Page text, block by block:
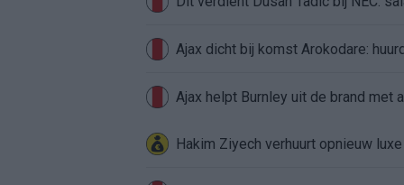
Ajax dicht bij komst Arokodare:
Ajax helpt Burnley uit de brand met
Hakim Ziyech verhuurt opnieuw